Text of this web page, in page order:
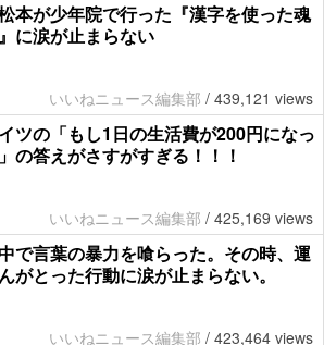
本が少年院で行った『漢字を使った魂
に涙が止まらない
いいねニュース編集部 / 439,121 views
ツの「もし1日の生活費が200円になっ
の答えがさすがすぎる！！！
いいねニュース編集部 / 425,169 views
で言葉の暴力を喰らった。その時、運
がとった行動に涙が止まらない。
いいねニュース編集部 / 423,464 views